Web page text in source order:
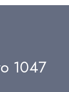
1047